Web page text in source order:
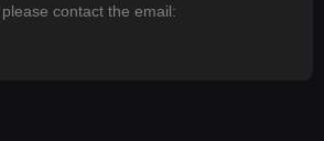
contact the email: